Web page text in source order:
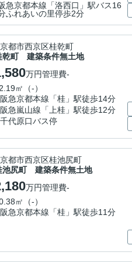
急京都本線「洛西口」駅バス16
ふれあいの里停歩2分
京都市西京区桂乾町
乾町 建築条件無土地
万円管理費-
㎡（-）
阪急京都本線「桂」駅徒歩14分
阪急嵐山線「上桂」駅徒歩12分
千代原口バス停
京都市西京区桂池尻町
池尻町 建築条件無土地
万円管理費-
㎡（-）
阪急京都本線「桂」駅徒歩11分